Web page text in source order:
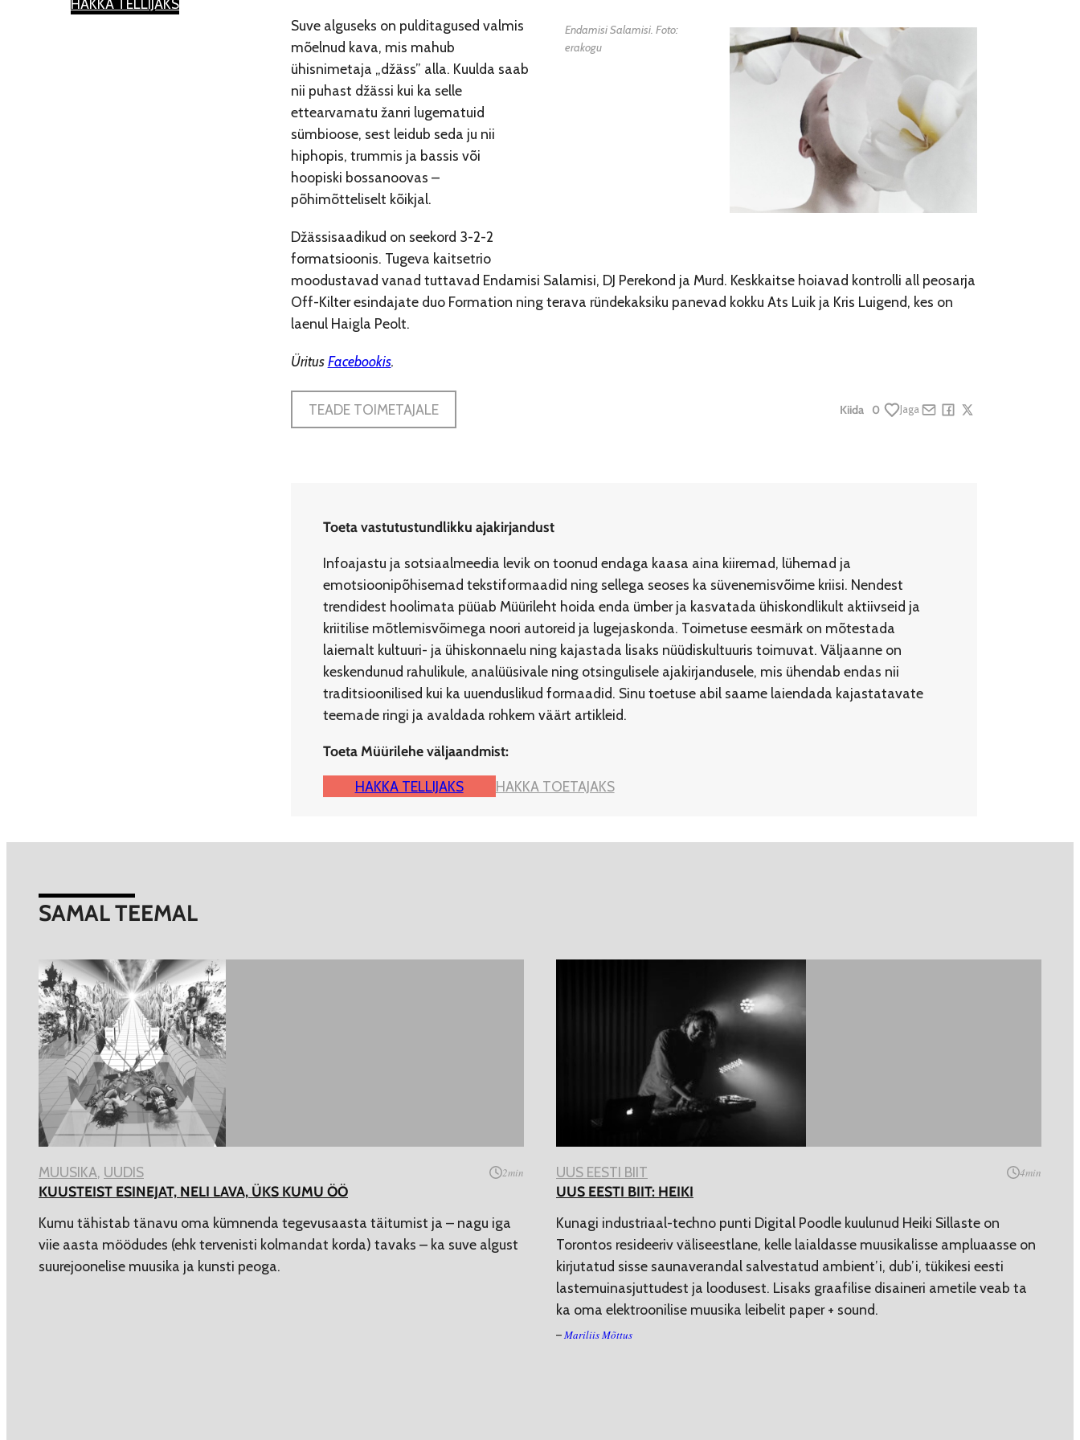
HAKKA TELLIJAKS
Endamisi Salamisi. Foto:
erakogu
Suve alguseks on pulditagused valmis
mõelnud kava, mis mahub
ühisnimetaja „džäss” alla. Kuulda saab
nii puhast džässi kui ka selle
ettearvamatu žanri lugematuid
sümbioose, sest leidub seda ju nii
hiphopis, trummis ja bassis või
hoopiski bossanoovas –
põhimõtteliselt kõikjal.
Džässisaadikud on seekord 3-2-2
formatsioonis. Tugeva kaitsetrio
moodustavad vanad tuttavad Endamisi Salamisi, DJ Perekond ja Murd. Keskkaitse hoiavad kontrolli all peosarja
Off-Kilter esindajate duo Formation ning terava ründekaksiku panevad kokku Ats Luik ja Kris Luigend, kes on
laenul Haigla Peolt.
ÜritusFacebookis.
TEADE TOIMETAJALE Kiida 0 Jaga
Toeta vastutustundlikku ajakirjandust
Infoajastu ja sotsiaalmeedia levik on toonud endaga kaasa aina kiiremad, lühemad ja
emotsioonipõhisemad tekstiformaadid ning sellega seoses ka süvenemisvõime kriisi. Nendest
trendidest hoolimata püüab Müürileht hoida enda ümber ja kasvatada ühiskondlikult aktiivseid ja
kriitilise mõtlemisvõimega noori autoreid ja lugejaskonda. Toimetuse eesmärk on mõtestada
laiemalt kultuuri- ja ühiskonnaelu ning kajastada lisaks nüüdiskultuuris toimuvat. Väljaanne on
keskendunud rahulikule, analüüsivale ning otsingulisele ajakirjandusele, mis ühendab endas nii
traditsioonilised kui ka uuenduslikud formaadid. Sinu toetuse abil saame laiendada kajastatavate
teemade ringi ja avaldada rohkem väärt artikleid.
Toeta Müürilehe väljaandmist:
HAKKA TELLIJAKS HAKKA TOETAJAKS
SAMAL TEEMAL
MUUSIKA, UUDIS 2min
KUUSTEIST ESINEJAT, NELI LAVA, ÜKS KUMU ÖÖ
Kumu tähistab tänavu oma kümnenda tegevusaasta täitumist ja – nagu iga
viie aasta möödudes (ehk tervenisti kolmandat korda) tavaks – ka suve algust
suurejoonelise muusika ja kunsti peoga.
UUS EESTI BIIT 4min
UUS EESTI BIIT: HEIKI
Kunagi industriaal-techno punti Digital Poodle kuulunud Heiki Sillaste on
Torontos resideeriv väliseestlane, kelle laialdasse muusikalisse ampluaasse on
kirjutatud sisse saunaverandal salvestatud ambient’i, dub’i, tükikesi eesti
lastemuinasjuttudest ja loodusest. Lisaks graafilise disaineri ametile veab ta
ka oma elektroonilise muusika leibelit paper + sound.
–Mariliis Mõttus